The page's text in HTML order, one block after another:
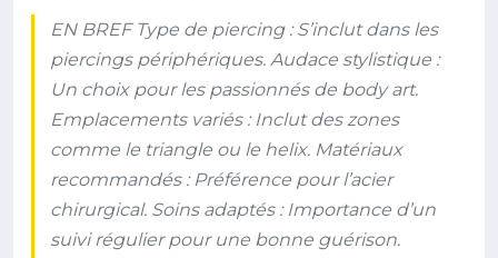
EN BREF Type de piercing : S’inclut dans les
piercings périphériques. Audace stylistique :
Un choix pour les passionnés de body art.
Emplacements variés : Inclut des zones
comme le triangle ou le helix. Matériaux
recommandés : Préférence pour l’acier
chirurgical. Soins adaptés : Importance d’un
suivi régulier pour une bonne guérison.